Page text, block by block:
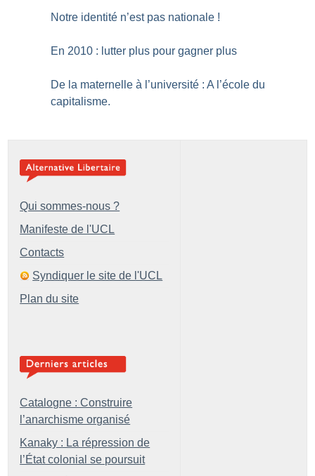
Notre identité n’est pas nationale !
En 2010 : lutter plus pour gagner plus
De la maternelle à l’université : A l’école du
capitalisme.
Qui sommes-nous ?
Manifeste de l'UCL
Contacts
Syndiquer le site de l'UCL
Plan du site
Catalogne : Construire
l’anarchisme organisé
Kanaky : La répression de
l’État colonial se poursuit